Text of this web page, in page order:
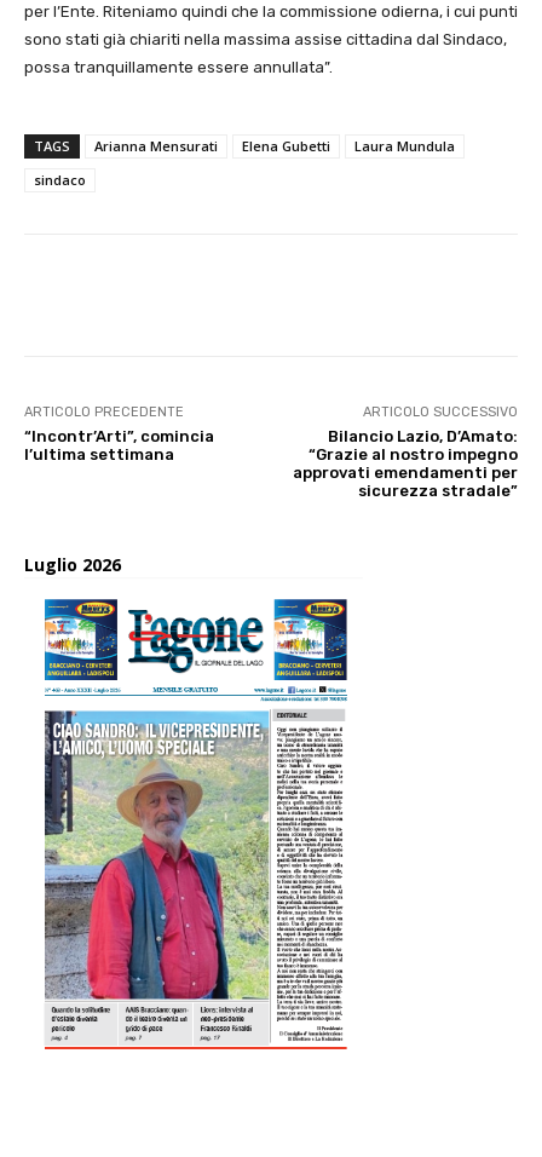
per l’Ente. Riteniamo quindi che la commissione odierna, i cui punti
sono stati già chiariti nella massima assise cittadina dal Sindaco,
possa tranquillamente essere annullata”.
TAGS Arianna Mensurati Elena Gubetti
Laura Mundula
sindaco
ARTICOLO PRECEDENTE
“Incontr’Arti”, comincia
l’ultima settimana
ARTICOLO SUCCESSIVO
Bilancio Lazio, D’Amato:
“Grazie al nostro impegno
approvati emendamenti per
sicurezza stradale”
Luglio 2026